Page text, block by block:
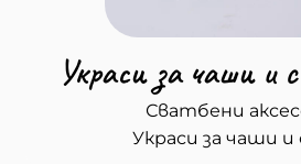
Украси за чаши и
Сватбени
Украси за чаши